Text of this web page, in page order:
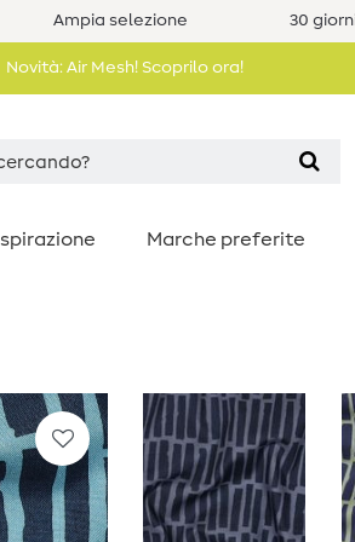
Ampia selezione 30
Novità: Air Mesh! Scoprilo ora!
Ispirazione Marche preferite